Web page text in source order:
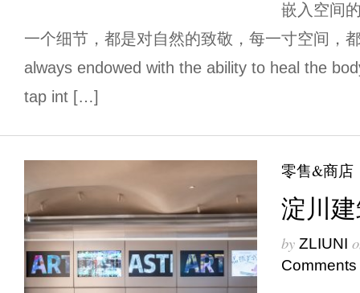
嵌入空间
一个细节，都是对自然的致敬，每一寸空间，
always endowed with the ability to heal the
tap int […]
零售&商店
淀川
by ZLIUNI
Comments